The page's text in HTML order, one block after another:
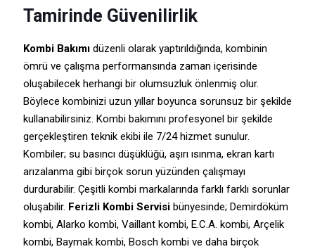
Tamirinde Güvenilirlik
Kombi Bakımı düzenli olarak yaptırıldığında, kombinin
ömrü ve çalışma performansında zaman içerisinde
oluşabilecek herhangi bir olumsuzluk önlenmiş olur.
Böylece kombinizi uzun yıllar boyunca sorunsuz bir şekilde
kullanabilirsiniz. Kombi bakımını profesyonel bir şekilde
gerçekleştiren teknik ekibi ile 7/24 hizmet sunulur.
Kombiler; su basıncı düşüklüğü, aşırı ısınma, ekran kartı
arızalanma gibi birçok sorun yüzünden çalışmayı
durdurabilir. Çeşitli kombi markalarında farklı farklı sorunlar
oluşabilir. Ferizli Kombi Servisi bünyesinde; Demirdöküm
kombi, Alarko kombi, Vaillant kombi, E.C.A. kombi, Arçelik
kombi, Baymak kombi, Bosch kombi ve daha birçok